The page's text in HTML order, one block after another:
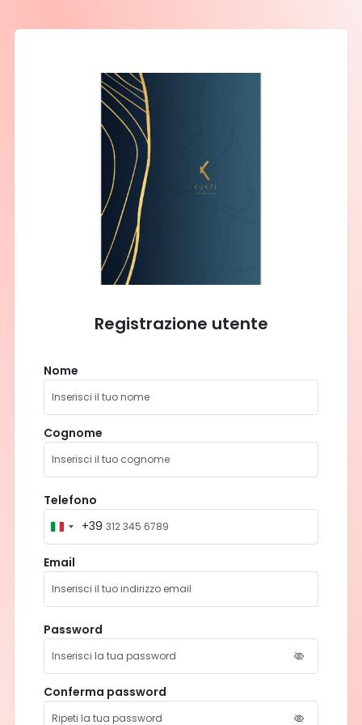
Registrazione utente
Nome
Cognome
Telefono
I
t
a
y
3
+39
Email
Password
Conferma password